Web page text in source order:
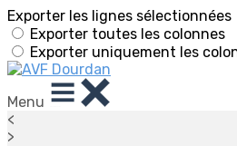
Exporter les lignes sélectionnées
Exporter toutes les colonnes
Exporter uniquement les
Menu
<
>